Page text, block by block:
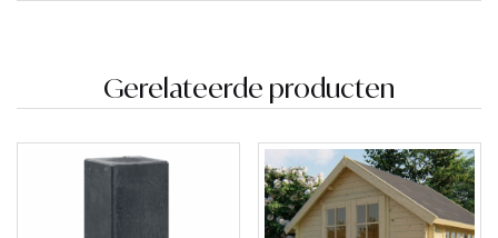
Gerelateerde producten